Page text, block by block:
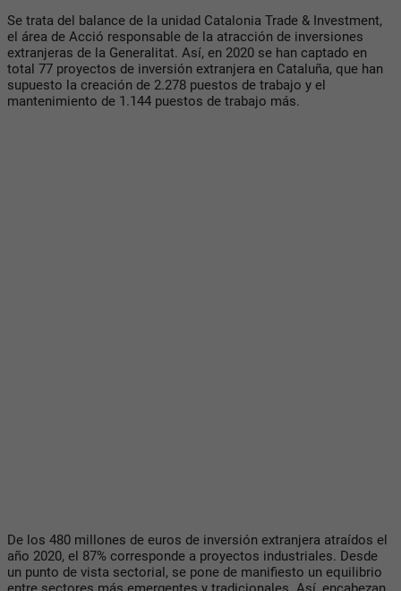
Se trata del balance de la unidad Catalonia Trade & Investment,
el área de Acció responsable de la atracción de inversiones
extranjeras de la Generalitat. Así, en 2020 se han captado en
total 77 proyectos de inversión extranjera en Cataluña, que han
supuesto la creación de 2.278 puestos de trabajo y el
mantenimiento de 1.144 puestos de trabajo más.
De los 480 millones de euros de inversión extranjera atraídos el
año 2020, el 87% corresponde a proyectos industriales. Desde
un punto de vista sectorial, se pone de manifiesto un equilibrio